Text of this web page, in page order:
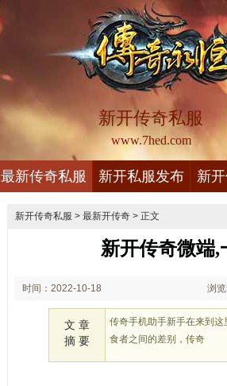
新开传奇私服
www.7hed.com
最新传奇私服 新开私服发布 新
新开传奇私服 > 最新开传奇 > 正文
新开传奇微端
时间：2022-10-18 浏
文 章
摘 要
传奇手机助手新手在来到
食者之间的差别，传奇